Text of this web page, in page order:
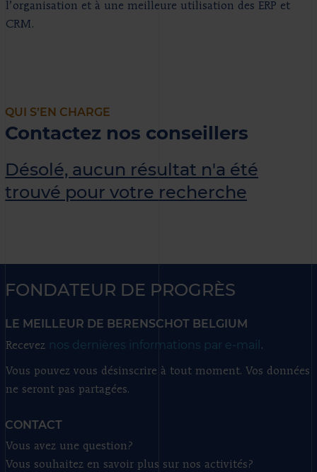
l’organisation et à une meilleure utilisation des ERP et
CRM.
QUI S’EN CHARGE
Contactez nos conseillers
Désolé, aucun résultat n'a été
trouvé pour votre recherche
FONDATEUR DE PROGRÈS
LE MEILLEUR DE BERENSCHOT BELGIUM
Recevez nos dernières informations par e-mail .
Vous pouvez vous désinscrire à tout moment. Vos données
ne seront pas partagées.
CONTACT
Vous avez une question?
Vous souhaitez en savoir plus sur nos activités?